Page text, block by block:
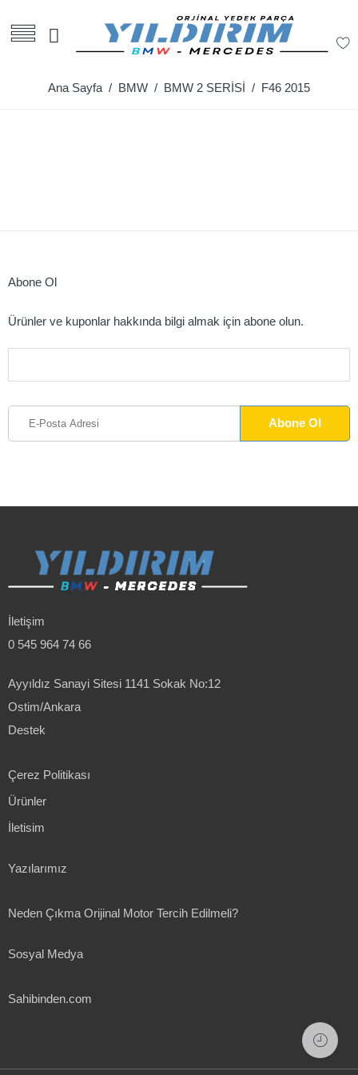
Ana Sayfa / BMW / BMW 2 SERİSİ / F46 2015
Abone Ol
Ürünler ve kuponlar hakkında bilgi almak için abone olun.
İletişim
0 545 964 74 66
Ayyıldız Sanayi Sitesi 1141 Sokak No:12
Ostim/Ankara
Destek
Çerez Politikası
Ürünler
İletisim
Yazılarımız
Neden Çıkma Orijinal Motor Tercih Edilmeli?
Sosyal Medya
Sahibinden.com